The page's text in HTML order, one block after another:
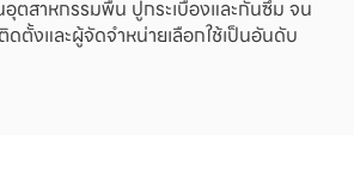
สาหกรรมพื้น ปูกระเบื้องและกันซึม จน
ตั้งและผู้จัดจำหน่ายเลือกใช้เป็นอันดับ